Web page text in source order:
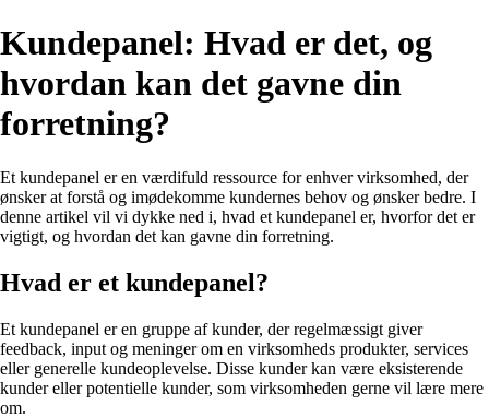
Kundepanel: Hvad er det, og
hvordan kan det gavne din
forretning?
Et kundepanel er en værdifuld ressource for enhver virksomhed, der
ønsker at forstå og imødekomme kundernes behov og ønsker bedre. I
denne artikel vil vi dykke ned i, hvad et kundepanel er, hvorfor det er
vigtigt, og hvordan det kan gavne din forretning.
Hvad er et kundepanel?
Et kundepanel er en gruppe af kunder, der regelmæssigt giver
feedback, input og meninger om en virksomheds produkter, services
eller generelle kundeoplevelse. Disse kunder kan være eksisterende
kunder eller potentielle kunder, som virksomheden gerne vil lære mere
om.